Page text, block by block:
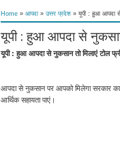
Home » आपदा » उत्तर प्रदेश » यूपी : हुआ आपदा से
यूपी : हुआ आपदा से
यूपी : हुआ आपदा से नुकसान तो मिलाएं टोल
आपदा से नुकसान पर आपको मिलेगा सरकार
आर्थिक सहायता पाएं।